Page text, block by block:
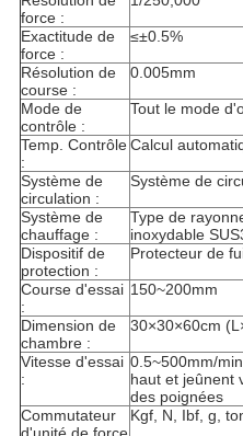
force :
Exactitude de
force :
≤±0.5%
Résolution de
course :
0.005mm
Mode de
contrôle :
Tout le mode
Temp. Contrôle
:
Calcul
Système de
circulation :
Système de
Système de
chauffage :
Type de
inoxydable
Dispositif de
protection :
Protecteur de
Course d'essai
:
150~200mm
Dimension de
chambre :
30×30×60cm
Vitesse d'essai
:
0.5~500mm/
haut et jeûnent
des poignées
Commutateur
Kgf, N, Ibf, g,